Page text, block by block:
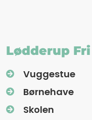
Lødderup Fri
Vuggestue
Børnehave
Skolen